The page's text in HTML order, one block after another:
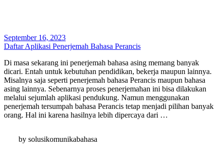
September 16, 2023
Daftar Aplikasi Penerjemah Bahasa Perancis
Di masa sekarang ini penerjemah bahasa asing memang banyak
dicari. Entah untuk kebutuhan pendidikan, bekerja maupun lainnya.
Misalnya saja seperti penerjemah bahasa Perancis maupun bahasa
asing lainnya. Sebenarnya proses penerjemahan ini bisa dilakukan
melalui sejumlah aplikasi pendukung. Namun menggunakan
penerjemah tersumpah bahasa Perancis tetap menjadi pilihan banyak
orang. Hal ini karena hasilnya lebih dipercaya dari …
by solusikomunikabahasa